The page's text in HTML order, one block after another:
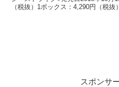
（税抜）1ボックス：4,290円（税
スポンサ